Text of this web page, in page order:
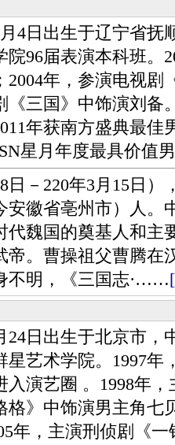
日出生于辽宁省抚
院96届表演本科班。
2004年，参演电视剧
《三国》中饰演刘备
年获南方盛典最佳
星月年度最具价
－220年3月15日）
安徽省亳州市）人。
代魏国的奠基人和主
帝。曹操祖父曹腾在
不明，《三国志·……
日出生于北京市，
星艺术学院。1997年
演艺圈 。1998年
格》中饰演男主角七
年，主演刑侦剧《